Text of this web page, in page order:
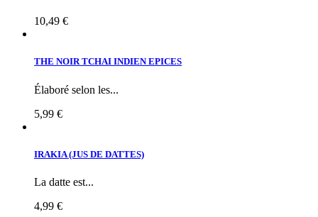
10,49 €
THE NOIR TCHAI INDIEN EPICES
Élaboré selon les...
5,99 €
IRAKIA (JUS DE DATTES)
La datte est...
4,99 €